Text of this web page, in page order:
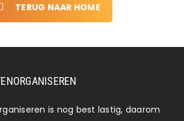
TERUG NAAR HOME
is nog best lastig, daarom